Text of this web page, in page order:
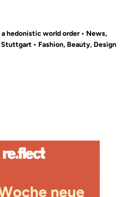
hedonistic world order • News,
• Fashion, Beauty, Design